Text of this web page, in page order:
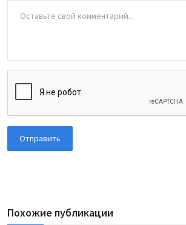
Отправить
Похожие публикации